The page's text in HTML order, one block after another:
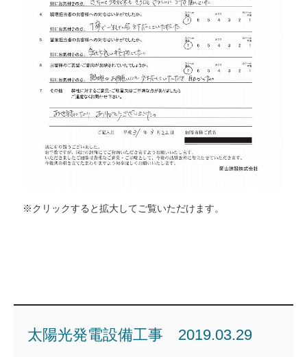
※クリックすると拡大してご覧いただけます。
太陽光発電設備工事 2019.03.29